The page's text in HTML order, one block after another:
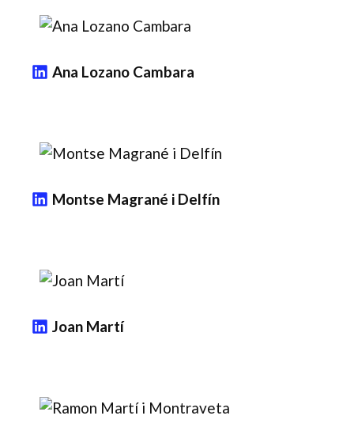
Ana Lozano Cambara
Montse Magrané i Delfín
Joan Martí